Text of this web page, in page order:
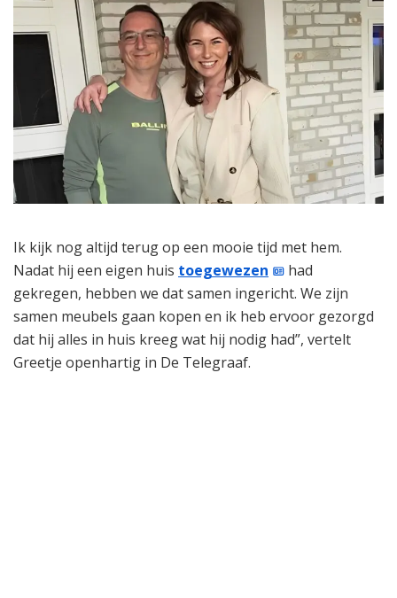
Ik kijk nog altijd terug op een mooie tijd met hem.
Nadat hij een eigen huis toegewezen
had
gekregen, hebben we dat samen ingericht. We zijn
samen meubels gaan kopen en ik heb ervoor gezorgd
dat hij alles in huis kreeg wat hij nodig had”, vertelt
Greetje openhartig in De Telegraaf.